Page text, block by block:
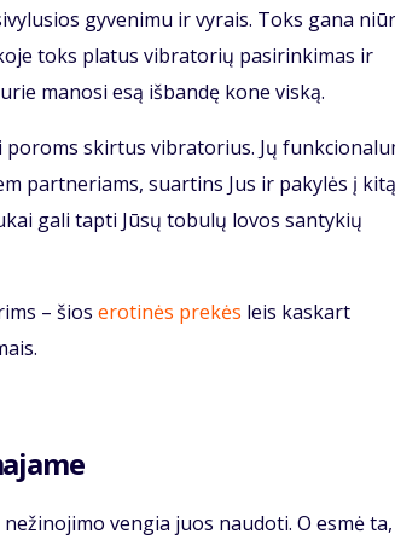
gyvenimu ir vyrais. Toks gana
toks platus vibratorių pasirinkimas ir
manosi esą išbandę kone viską.
skirtus vibratorius. Jų
partneriams, suartins Jus ir pakylės į kitą
gali tapti Jūsų tobulų lovos santykių
– šios erotinės prekės leis kaskart
vengia juos naudoti. O esmė